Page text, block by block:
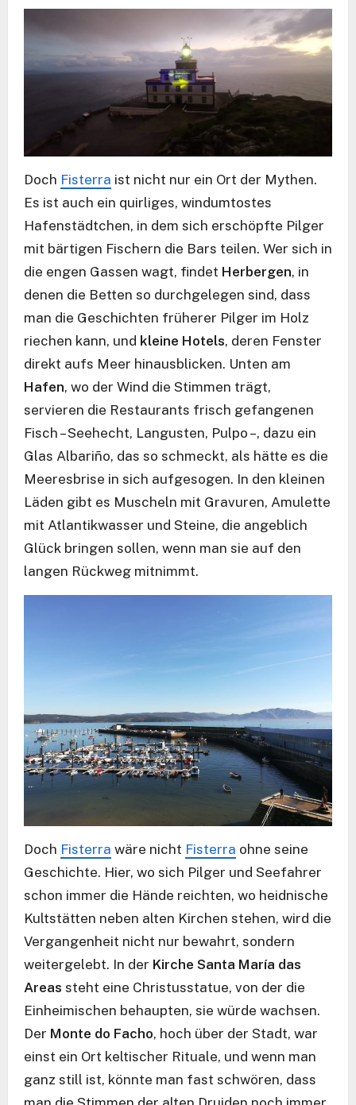
Doch Fisterra ist nicht nur ein Ort der Mythen.
Es ist auch ein quirliges, windumtostes
Hafenstädtchen, in dem sich erschöpfte Pilger
mit bärtigen Fischern die Bars teilen. Wer sich in
die engen Gassen wagt, findet Herbergen, in
denen die Betten so durchgelegen sind, dass
man die Geschichten früherer Pilger im Holz
riechen kann, und kleine Hotels, deren Fenster
direkt aufs Meer hinausblicken. Unten am
Hafen, wo der Wind die Stimmen trägt,
servieren die Restaurants frisch gefangenen
Fisch – Seehecht, Langusten, Pulpo –, dazu ein
Glas Albariño, das so schmeckt, als hätte es die
Meeresbrise in sich aufgesogen. In den kleinen
Läden gibt es Muscheln mit Gravuren, Amulette
mit Atlantikwasser und Steine, die angeblich
Glück bringen sollen, wenn man sie auf den
langen Rückweg mitnimmt.
Doch Fisterra wäre nicht Fisterra ohne seine
Geschichte. Hier, wo sich Pilger und Seefahrer
schon immer die Hände reichten, wo heidnische
Kultstätten neben alten Kirchen stehen, wird die
Vergangenheit nicht nur bewahrt, sondern
weitergelebt. In der Kirche Santa María das
Areas steht eine Christusstatue, von der die
Einheimischen behaupten, sie würde wachsen.
Der Monte do Facho, hoch über der Stadt, war
einst ein Ort keltischer Rituale, und wenn man
ganz still ist, könnte man fast schwören, dass